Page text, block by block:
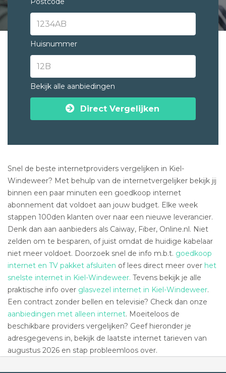
Huisnummer
Bekijk alle aanbiedingen
Direct Vergelijken
Snel de beste internetproviders vergelijken in Kiel-
Windeweer? Met behulp van de internetvergelijker bekijk jij
binnen een paar minuten een goedkoop internet
abonnement dat voldoet aan jouw budget. Elke week
stappen 100den klanten over naar een nieuwe leverancier.
Denk dan aan aanbieders als Caiway, Fiber, Online.nl. Niet
zelden om te besparen, of juist omdat de huidige kabelaar
niet meer voldoet. Doorzoek snel de info m.b.t. goedkoop
internet en TV pakket afsluiten of lees direct meer over het
snelste internet in Kiel-Windeweer. Tevens bekijk je alle
praktische info over glasvezel internet in Kiel-Windeweer.
Een contract zonder bellen en televisie? Check dan onze
aanbiedingen met alleen internet. Moeiteloos de
beschikbare providers vergelijken? Geef hieronder je
adresgegevens in, bekijk de laatste internet tarieven van
augustus 2026 en stap probleemloos over.